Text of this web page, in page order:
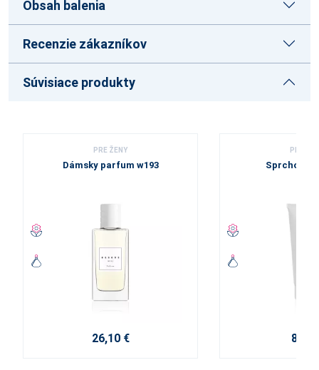
Obsah balenia
Recenzie zákazníkov
Súvisiace produkty
PRE ŽENY
Dámsky parfum w193
26,10 €
PRE
Sprchový
8,60